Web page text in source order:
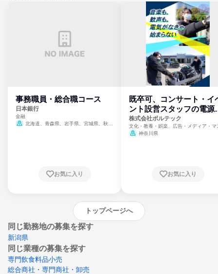
事務職員・総合職コース
日本銀行
金融
北海道、青森県、岩手県、宮城県、秋田
崎県、熊本県、大分県、宮崎県、鹿児島県、
お気に入り
既卒可、コンサート・イ
ント設営スタッフの電源
門
株式会社ボルテック
文化・教養・娯楽、広告・メディア・マ
ミ、電力・ガス・水道・エネルギー
神奈川県
お気に入り
トップページへ
同じ勤務地の募集を探す
新潟県
同じ業種の募集を探す
専門飲食料品小売
総合商社・専門商社・卸売